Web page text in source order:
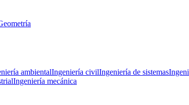
ambientalIngeniería civilIngeniería de sistemas
Ingeniería mecánica